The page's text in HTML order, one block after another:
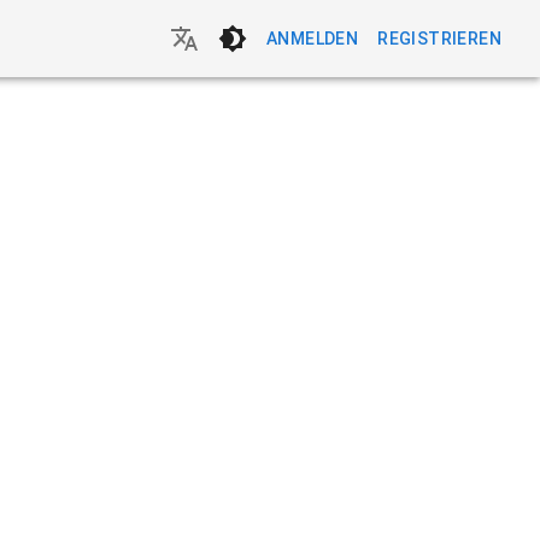
ANMELDEN REGISTRIEREN